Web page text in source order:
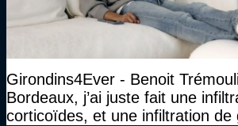
Girondins4Ever - Benoit
Bordeaux, j’ai juste fait une
corticoïdes, et une infiltration de